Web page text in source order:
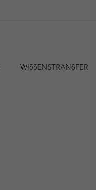
WISSENSTRANSFER